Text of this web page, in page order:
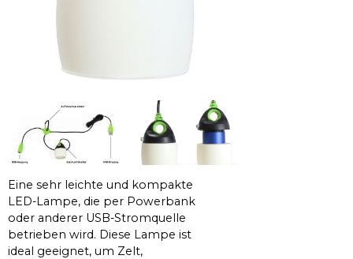
Eine sehr leichte und kompakte
LED-Lampe, die per Powerbank
oder anderer USB-Stromquelle
betrieben wird. Diese Lampe ist
ideal geeignet, um Zelt,